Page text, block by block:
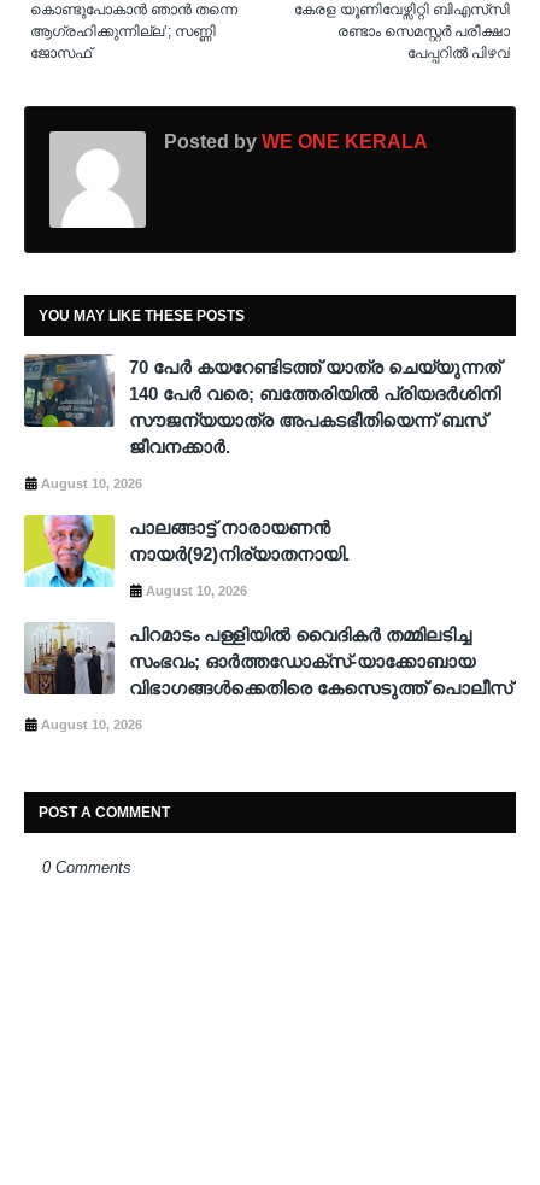
കേരള യൂണിവേഴ്സിറ്റി ബിഎസ്‌സി
രണ്ടാം സെമസ്റ്റര്‍ പരീക്ഷാ
പേപ്പറില്‍ പിഴവ്
കൊണ്ടുപോകാന്‍ ഞാന്‍ തന്നെ
ആഗ്രഹിക്കുന്നില്ല’; സണ്ണി
ജോസഫ്
Posted by WE ONE KERALA
YOU MAY LIKE THESE POSTS
70 പേര്‍ കയറേണ്ടിടത്ത് യാത്ര ചെയ്യുന്നത്
140 പേര്‍ വരെ; ബത്തേരിയില്‍ പ്രിയദര്‍ശിനി
സൗജന്യയാത്ര അപകടഭീതിയെന്ന് ബസ്
ജീവനക്കാര്‍.
August 10, 2026
പാലങ്ങാട്ട് നാരായണന്‍
നായര്‍(92)നിര്യാതനായി.
August 10, 2026
പിറമാടം പള്ളിയില്‍ വൈദികര്‍ തമ്മിലടിച്ച
സംഭവം; ഓര്‍ത്തഡോക്സ്-യാക്കോബായ
വിഭാഗങ്ങള്‍ക്കെതിരെ കേസെടുത്ത് പൊലീസ്
August 10, 2026
POST A COMMENT
0 Comments